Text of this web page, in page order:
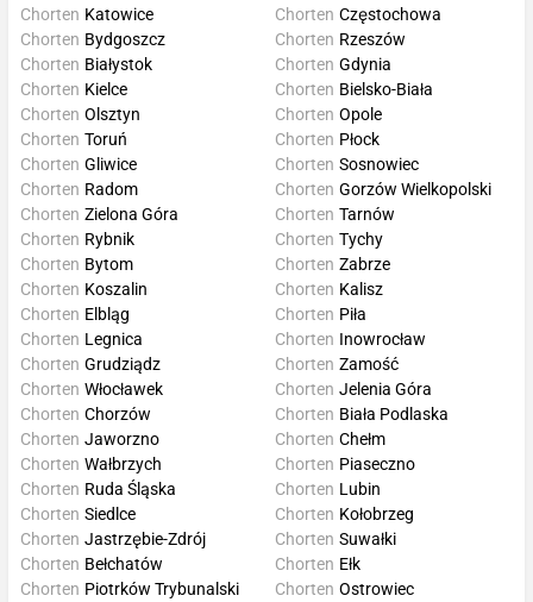
Chorten Katowice
Chorten Bydgoszcz
Chorten Białystok
Chorten Kielce
Chorten Częstochowa
Chorten Rzeszów
Chorten Gdynia
Chorten Bielsko-Biała
Chorten Olsztyn
Chorten Toruń
Chorten Gliwice
Chorten Radom
Chorten Opole
Chorten Płock
Chorten Sosnowiec
Chorten Gorzów Wielkopolski
Chorten Zielona Góra
Chorten Rybnik
Chorten Bytom
Chorten Koszalin
Chorten Tarnów
Chorten Tychy
Chorten Zabrze
Chorten Kalisz
Chorten Elbląg
Chorten Legnica
Chorten Grudziądz
Chorten Włocławek
Chorten Piła
Chorten Inowrocław
Chorten Zamość
Chorten Jelenia Góra
Chorten Chorzów
Chorten Jaworzno
Chorten Wałbrzych
Chorten Ruda Śląska
Chorten Biała Podlaska
Chorten Chełm
Chorten Piaseczno
Chorten Lubin
Chorten Siedlce
Chorten Jastrzębie-Zdrój
Chorten Bełchatów
Chorten Piotrków Trybunalski
Chorten Kołobrzeg
Chorten Suwałki
Chorten Ełk
Chorten Ostrowiec